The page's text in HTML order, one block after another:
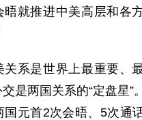
晤就推进中美高层和各
关系是世界上最重要、
是两国关系的“定盘星”
国元首2次会晤、5次通